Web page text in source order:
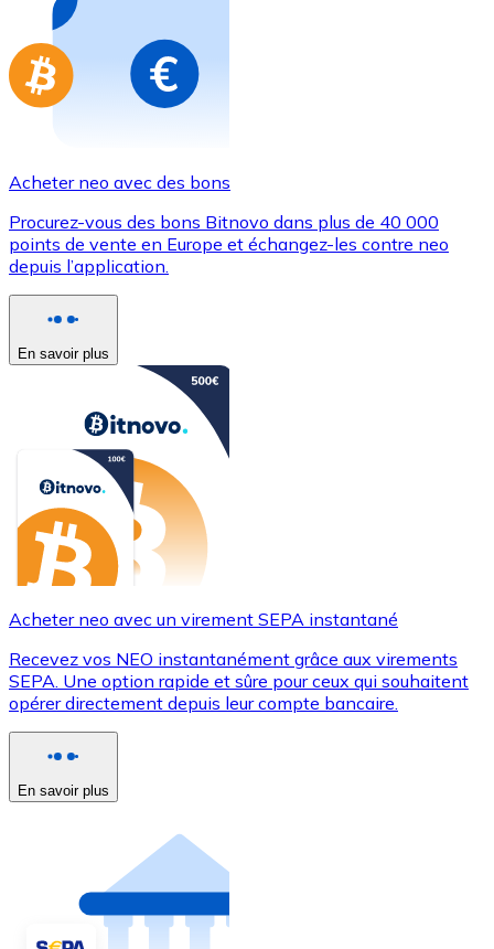
Aller à la boutique de cartes-cadeaux
Acheter neo avec des bons
Procurez-vous des bons Bitnovo dans plus de 40 000
points de vente en Europe et échangez-les contre neo
depuis l’application.
En savoir plus
Acheter neo avec un virement SEPA instantané
Recevez vos NEO instantanément grâce aux virements
SEPA. Une option rapide et sûre pour ceux qui souhaitent
opérer directement depuis leur compte bancaire.
En savoir plus